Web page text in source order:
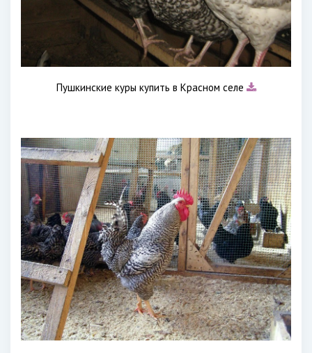
Пушкинские куры купить в Красном селе